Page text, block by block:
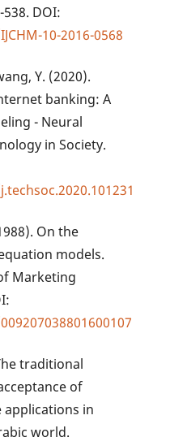
DOI:
10-2016-0568
Y. (2020).
banking: A
- Neural
in Society.
On the
models.
Marketing
traditional
of
in
world.